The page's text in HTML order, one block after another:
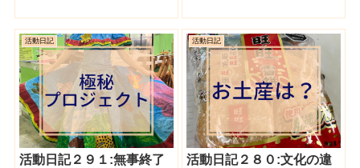
活動日記
活動日記２９１:無事終了
活動日記
活動日記２８０:文化の違